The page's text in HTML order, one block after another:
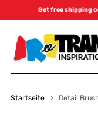
Get free shipping
Startseite Detail